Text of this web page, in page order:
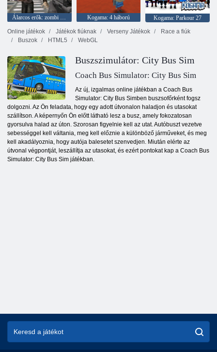
Álarcos erők: zombi túlélés Kogama: 4 háború
Kogama: Parkour 27
Online játékok
Játékok fiúknak Verseny Játékok
Race a fiúk
Buszok
HTML5 WebGL
Buszszimulátor: City Bus Sim
Coach Bus Simulator: City Bus Sim
Az új, izgalmas online játékban a Coach Bus
Simulator: City Bus Simben buszsofőrként fogsz
dolgozni. Az Ön feladata, hogy egy adott útvonalon haladjon és utasokat
szállítson. A képernyőn Ön előtt látható lesz a busz, amely fokozatosan
gyorsulva halad az úton. Szorosan figyelnie kell az utat. Autóbuszt vezetve
sebességgel kell váltania, meg kell előznie a különböző járműveket, és meg
kell akadályoznia, hogy autója balesetet szenvedjen. Miután elérte az
útvonal végpontját, leszállítja az utasokat, és ezért pontokat kap a Coach Bus
Simulator: City Bus Sim játékban.